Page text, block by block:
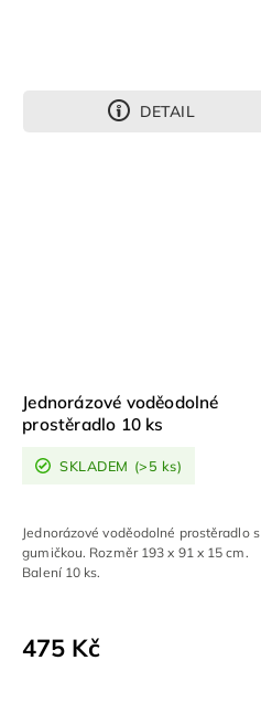
DETAIL
Jednorázové voděodolné
prostěradlo 10 ks
SKLADEM (>5 ks)
475 Kč
Jednorázové voděodolné prostěradlo s
gumičkou. Rozměr 193 x 91 x 15 cm.
Balení 10 ks.